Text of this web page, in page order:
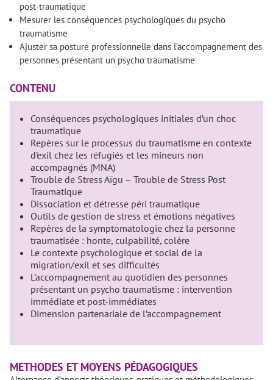
post-traumatique
Mesurer les conséquences psychologiques du psycho
traumatisme
Ajuster sa posture professionnelle dans l’accompagnement des
personnes présentant un psycho traumatisme
CONTENU
Conséquences psychologiques initiales d’un choc
traumatique
Repères sur le processus du traumatisme en contexte
d’exil chez les réfugiés et les mineurs non
accompagnés (MNA)
Trouble de Stress Aïgu – Trouble de Stress Post
Traumatique
Dissociation et détresse péri traumatique
Outils de gestion de stress et émotions négatives
Repères de la symptomatologie chez la personne
traumatisée : honte, culpabilité, colère
Le contexte psychologique et social de la
migration/exil et ses difficultés
L’accompagnement au quotidien des personnes
présentant un psycho traumatisme : intervention
immédiate et post-immédiates
Dimension partenariale de l’accompagnement
METHODES ET MOYENS PÉDAGOGIQUES